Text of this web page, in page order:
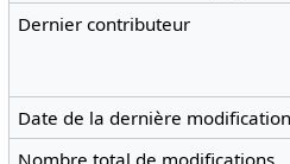
Dernier contributeur
Date de la dernière modification